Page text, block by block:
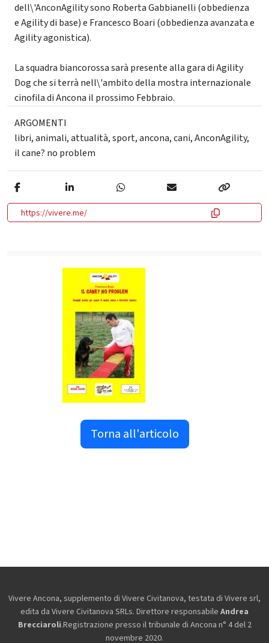
dell\'AnconAgility sono Roberta Gabbianelli (obbedienza
e Agility di base) e Francesco Boari (obbedienza avanzata e
Agility agonistica).
La squadra biancorossa sarà presente alla gara di Agility
Dog che si terrà nell\'ambito della mostra internazionale
cinofila di Ancona il prossimo Febbraio.
ARGOMENTI
libri,animali,attualità,sport,ancona,cani,AnconAgility,
il cane? no problem
https://vivere.me/
Torna all'articolo
Vivere Ancona, supplemento di Vivere Civitanova, testata di Vivere srl,
edita da Vivere Civitanova SRLs. Direttore responsabile Andrea
Brecciaroli.Registrazione presso il tribunale di Ancona n° 4 del 2
novembre 2020.